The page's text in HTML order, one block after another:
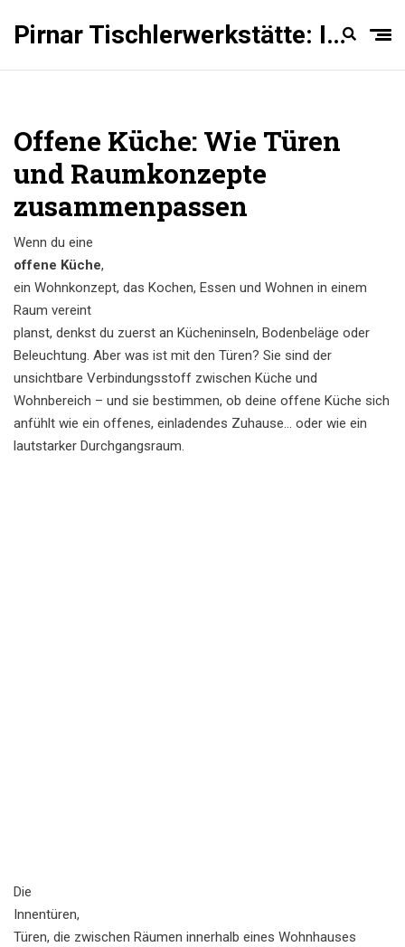
Pirnar Tischlerwerkstätte: Innentüren Experten
Offene Küche: Wie Türen
und Raumkonzepte
zusammenpassen
Wenn du eine
offene Küche,
ein Wohnkonzept, das Kochen, Essen und Wohnen in einem
Raum vereint
planst, denkst du zuerst an Kücheninseln, Bodenbeläge oder
Beleuchtung. Aber was ist mit den Türen? Sie sind der
unsichtbare Verbindungsstoff zwischen Küche und
Wohnbereich – und sie bestimmen, ob deine offene Küche sich
anfühlt wie ein offenes, einladendes Zuhause… oder wie ein
lautstarker Durchgangsraum.
Die
Innentüren,
Türen, die zwischen Räumen innerhalb eines Wohnhauses